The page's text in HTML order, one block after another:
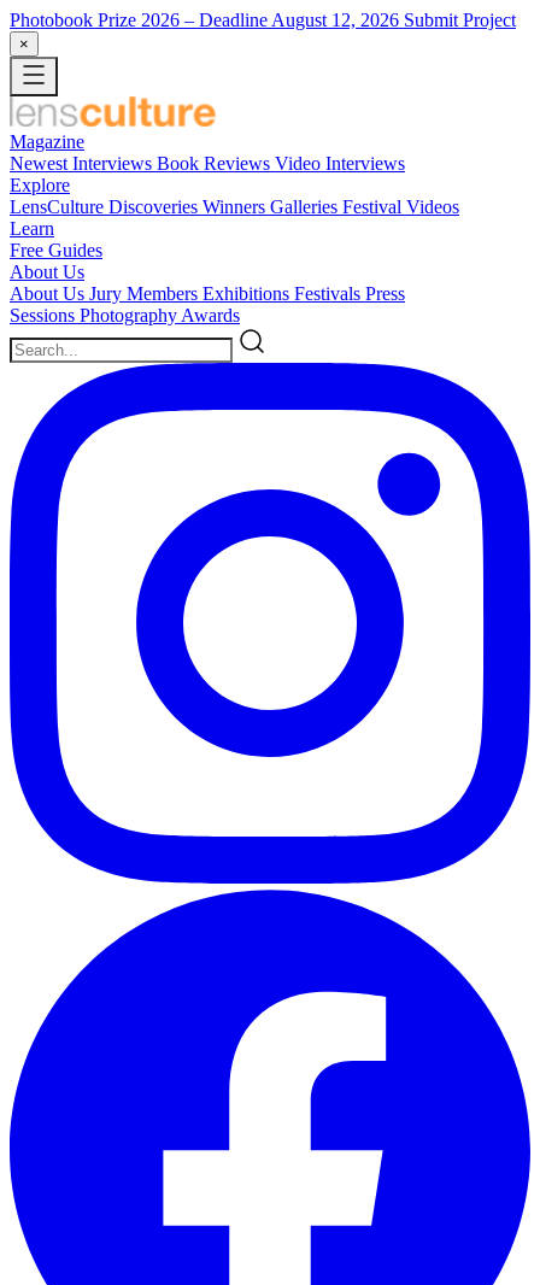
Photobook Prize 2026 – Deadline August 12, 2026 Submit Project
×
Magazine
Newest Interviews Book Reviews Video Interviews
Explore
LensCulture Discoveries Winners Galleries Festival Videos
Learn
Free Guides
About Us
About Us Jury Members Exhibitions Festivals Press
Sessions Photography Awards